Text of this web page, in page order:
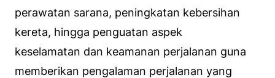
perawatan sarana, peningkatan kebersihan
kereta, hingga penguatan aspek
keselamatan dan keamanan perjalanan guna
memberikan pengalaman perjalanan yang